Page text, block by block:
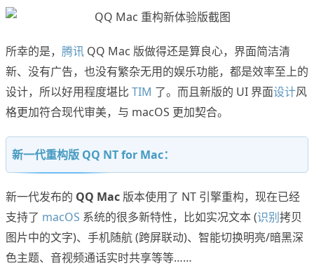
所幸的是， 腾讯 QQ Mac 版做得还是算良心，界面简洁清
新、没有广告，也没有繁杂无用的娱乐功能，都是效率至上的
设计，所以好用程度堪比 TIM 了。而且新版的 UI 界面设计风
格更加符合现代审美，与 macOS 更加契合。
新一代重构版 QQ NT for Mac：
新一代发布的 QQ Mac 版本使用了 NT 引擎重构，现在已经
支持了 macOS 系统的很多新特性，比如实况文本 (识别拷贝
图片中的文字)、手机随航 (跨屏联动)、智能切换明亮/暗黑深
色主题、音视频通话实时共享等等……